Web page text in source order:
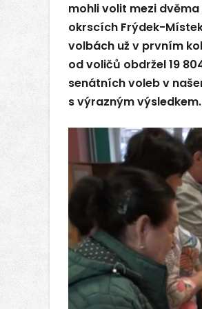
mohli volit mezi
okrscích Frýdek-
volbách už v prvním
od voličů obdržel 19
senátních voleb v
s výrazným výsledkem.